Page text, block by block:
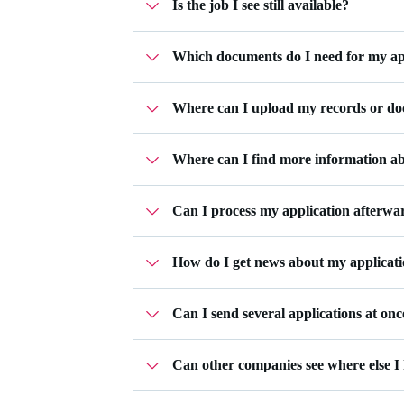
Campusjäger is part of Workwise - a
accompany you through the entire
applications in yourWorkwise profile.
Is the job I see still available?
Which documents do I need for my
That depends entirely on the job you
Where can I upload my records or
You can upload your application
Where can I find more information
You can find more information in the
Can I process my application
Yes, this is possible. In yourapplication
no longer possible. However, you can
How do I get news about my
In yourapplication overviewat
important status changes.
Can I send several applications at
The number of your applications is not
Can other companies see where else